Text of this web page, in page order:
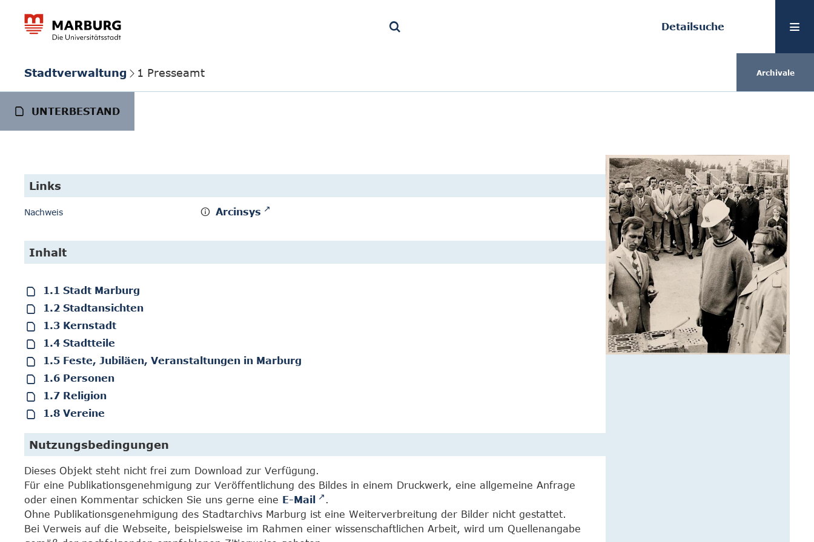
Detailsuche
Stadtverwaltung 1 Presseamt Archivale
UNTERBESTAND
Links
Nachweis Arcinsys
Inhalt
1.1 Stadt Marburg
1.2 Stadtansichten
1.3 Kernstadt
1.4 Stadtteile
1.5 Feste, Jubiläen, Veranstaltungen in Marburg
1.6 Personen
1.7 Religion
1.8 Vereine
Nutzungsbedingungen
Dieses Objekt steht nicht frei zum Download zur Verfügung.
Für eine Publikationsgenehmigung zur Veröffentlichung des Bildes in einem Druckwerk, eine allgemeine Anfrage
oder einen Kommentar schicken Sie uns gerne eine E-Mail
.
Ohne Publikationsgenehmigung des Stadtarchivs Marburg ist eine Weiterverbreitung der Bilder nicht gestattet.
Bei Verweis auf die Webseite, beispielsweise im Rahmen einer wissenschaftlichen Arbeit, wird um Quellenangabe